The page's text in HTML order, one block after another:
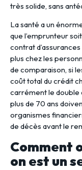
très solide, sans
La santé a un
que l’emprunteur
contrat
plus chez les
de comparaison, si
coût total du crédit
carrément le double
plus de 70 ans
organismes
de décès avant le
Comment
on est un